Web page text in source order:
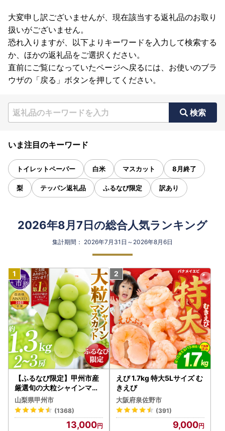
大変申し訳ございませんが、現在該当する返礼品のお取り
扱いがございません。
恐れ入りますが、以下よりキーワードを入力して検索する
か、ほかの返礼品をご選択ください。
直前にご覧になっていたページへ戻るには、お使いのブラ
ウザの「戻る」ボタンを押してください。
検索
いま注目のキーワード
トイレットペーパー 白米 マスカット 8月終了
梨 テッパン返礼品 ふるなび限定 訳あり
2026年8月7日の総合人気ランキング
集計期間： 2026年7月31日～2026年8月6日
【ふるなび限定】甲州市産
厳選旬の大粒シャインマス
カット 約1.3kg 2～3房【2
026年発送】（MG）B12-
472 FN-Limited-VO シャ
インマスカット フルーツ
山梨県甲州市
(1368)
13,000
えび 1.7kg 特大5Lサイズ む
きえび
大阪府泉佐野市
(391)
9,000